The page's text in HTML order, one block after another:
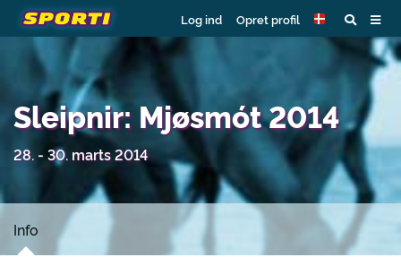
Log ind Opret profil
Sleipnir: Mjøsmót 2014
28. - 30. marts 2014
Info